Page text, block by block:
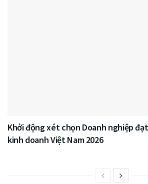
Khởi động xét chọn Doanh nghiệp
kinh doanh Việt Nam 2026